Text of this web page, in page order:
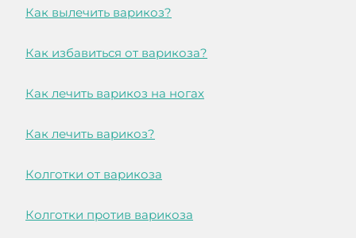
Как вылечить варикоз?
Как избавиться от варикоза?
Как лечить варикоз на ногах
Как лечить варикоз?
Колготки от варикоза
Колготки против варикоза